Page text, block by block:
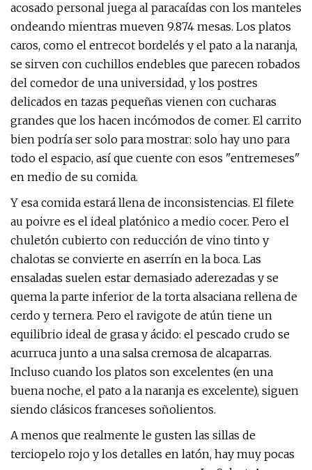
acosado personal juega al paracaídas con los manteles
ondeando mientras mueven 9.874 mesas. Los platos
caros, como el entrecot bordelés y el pato a la naranja,
se sirven con cuchillos endebles que parecen robados
del comedor de una universidad, y los postres
delicados en tazas pequeñas vienen con cucharas
grandes que los hacen incómodos de comer. El carrito
bien podría ser solo para mostrar: solo hay uno para
todo el espacio, así que cuente con esos "entremeses"
en medio de su comida.
Y esa comida estará llena de inconsistencias. El filete
au poivre es el ideal platónico a medio cocer. Pero el
chuletón cubierto con reducción de vino tinto y
chalotas se convierte en aserrín en la boca. Las
ensaladas suelen estar demasiado aderezadas y se
quema la parte inferior de la torta alsaciana rellena de
cerdo y ternera. Pero el ravigote de atún tiene un
equilibrio ideal de grasa y ácido: el pescado crudo se
acurruca junto a una salsa cremosa de alcaparras.
Incluso cuando los platos son excelentes (en una
buena noche, el pato a la naranja es excelente), siguen
siendo clásicos franceses soñolientos.
A menos que realmente le gusten las sillas de
terciopelo rojo y los detalles en latón, hay muy pocas